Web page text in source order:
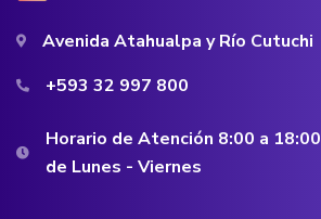
Avenida Atahualpa y Río Cutuchi
+593 32 997 800
Horario de Atención 8:00 a 18:00
de Lunes - Viernes